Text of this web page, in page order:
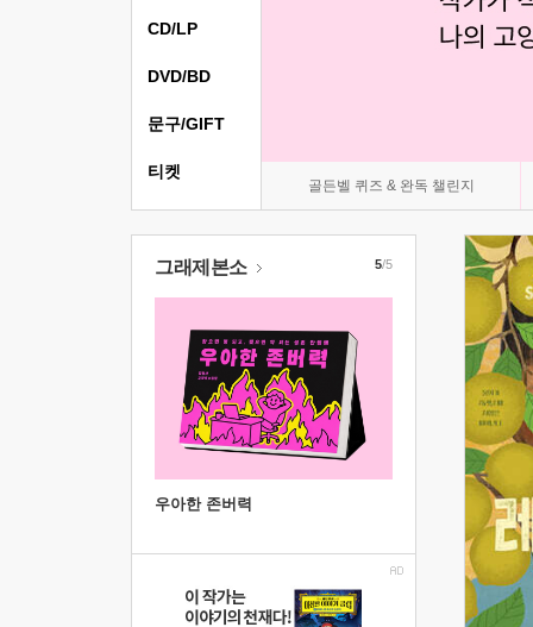
골든벨 퀴즈 & 완독 챌린지
CD/LP
DVD/BD
문구/GIFT
티켓
그래제본소
우아한 존버력
5/5